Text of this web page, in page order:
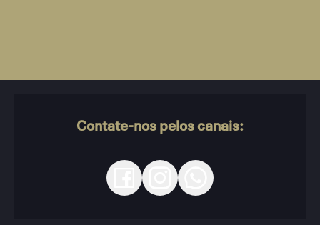
Contate-nos pelos canais: